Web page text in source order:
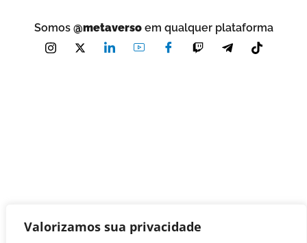
Valorizamos sua privacidade
Somos @metaversoem qualquer plataforma